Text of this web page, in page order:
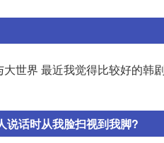
世界 最近我觉得比较好的韩
说话时从我脸扫视到我脚?